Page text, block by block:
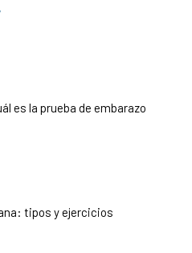
es la prueba de embarazo
tipos y ejercicios